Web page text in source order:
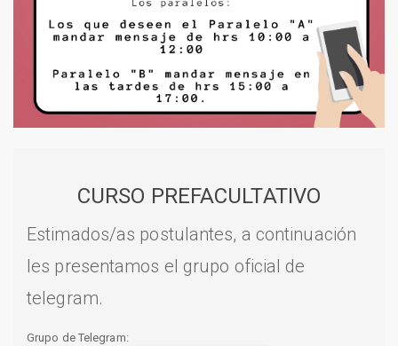
CURSO PREFACULTATIVO
Estimados/as postulantes, a continuación
les presentamos el grupo oficial de
telegram.
Grupo de Telegram: